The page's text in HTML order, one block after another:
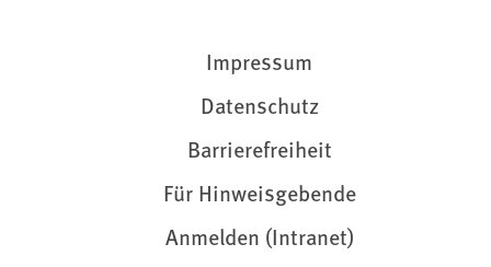
Impressum
Datenschutz
Barrierefreiheit
Für Hinweisgebende
Anmelden (Intranet)